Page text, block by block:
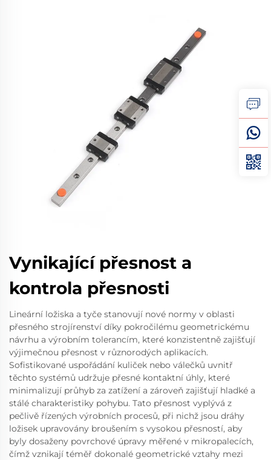
Vynikající přesnost a
kontrola přesnosti
Lineární ložiska a tyče stanovují nové normy v oblasti
přesného strojírenství díky pokročilému geometrickému
návrhu a výrobním tolerancím, které konzistentně zajišťují
výjimečnou přesnost v různorodých aplikacích.
Sofistikované uspořádání kuliček nebo válečků uvnitř
těchto systémů udržuje přesné kontaktní úhly, které
minimalizují průhyb za zatížení a zároveň zajišťují hladké a
stálé charakteristiky pohybu. Tato přesnost vyplývá z
pečlivě řízených výrobních procesů, při nichž jsou dráhy
ložisek upravovány broušením s vysokou přesností, aby
byly dosaženy povrchové úpravy měřené v mikropalecích,
čímž vznikají téměř dokonalé geometrické vztahy mezi